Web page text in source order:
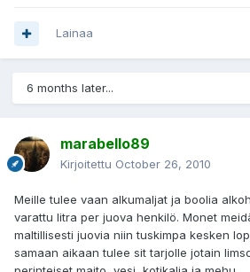
Lainaa
6 months later...
marabello89
Kirjoitettu October 26, 2010
Meille tulee vaan alkumaljat ja boolia
varattu litra per juova henkilö. Monet
maltillisesti juovia niin tuskimpa kesken
samaan aikaan tulee sit tarjolle jotain